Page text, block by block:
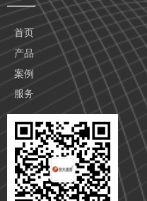
——
首页
产品
案例
服务